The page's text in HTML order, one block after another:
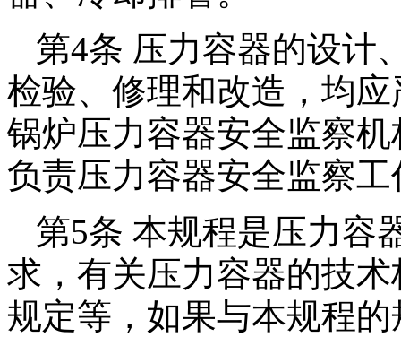
第4条 压力容器的设计
检验、修理和改造，均
锅炉压力容器安全监察
负责压力容器安全监察
第5条 本规程是压力容
求，有关压力容器的技
规定等，如果与本规程